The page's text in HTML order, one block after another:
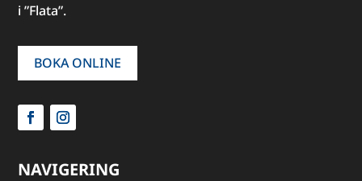
i ”Flata”.
BOKA ONLINE
NAVIGERING